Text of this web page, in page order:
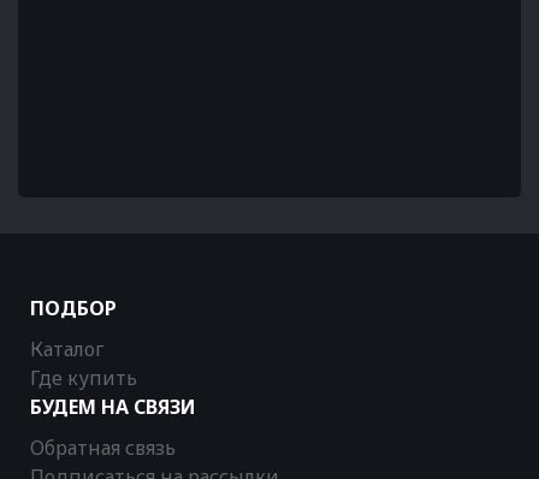
ПОДБОР
Каталог
Где купить
БУДЕМ НА СВЯЗИ
Обратная связь